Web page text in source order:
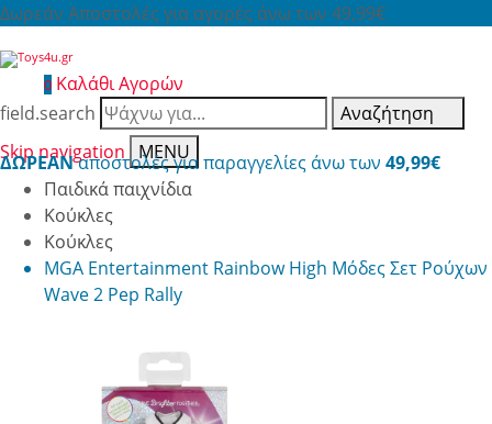
Δωρεάν Αποστολές για αγορές άνω των 49,99€
0 Καλάθι Αγορών
field.search
Αναζήτηση
Skip navigation
MENU
ΔΩΡΕΑΝαποστολές για παραγγελίες άνω των 49,99€
Παιδικά παιχνίδια
Κούκλες
Κούκλες
MGA Entertainment Rainbow High Μόδες Σετ Ρούχων
Wave 2 Pep Rally